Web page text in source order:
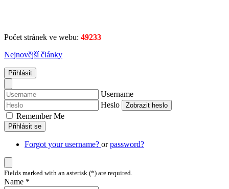
Počet stránek ve webu: 49233
Nejnovější články
Přihlásit
Username
Heslo
Zobrazit heslo
Remember Me
Přihlásit se
Forgot your username? orpassword?
Fields marked with an asterisk (*) are required.
Name *